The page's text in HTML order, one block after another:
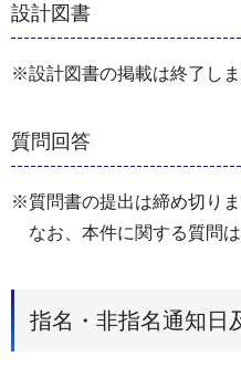
設計図書
※設計図書の掲載は終了しま
質問回答
※質問書の提出は締め切りま
なお、本件に関する質問は
指名・非指名通知日